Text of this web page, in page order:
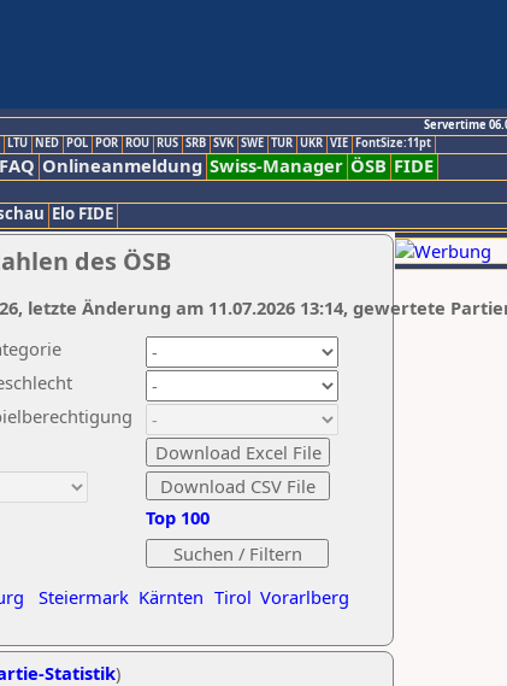
Servertime
LTU NED POL POR ROU RUS SRB SVK SWE TUR UKR VIE FontSize:11pt
FAQ Onlineanmeldung Swiss-Manager ÖSB FIDE
Elo FIDE
des ÖSB
Steiermark Kärnten Tirol Vorarlberg
Top 100
letzte Änderung am 11.07.2026 13:14, gewertete
Statistik)